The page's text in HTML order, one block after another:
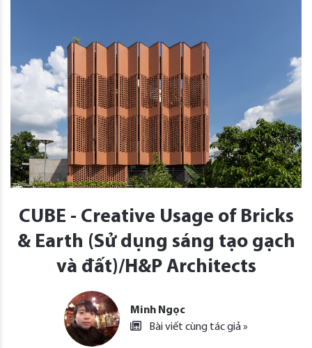
CUBE - Creative Usage of Bricks
& Earth (Sử dụng sáng tạo gạch
và đất)/H&P Architects
Minh Ngọc
Bài viết cùng tác giả »